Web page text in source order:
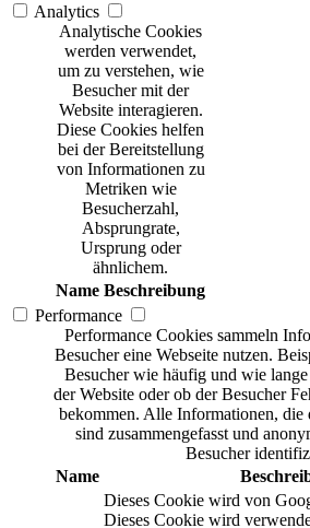
Analytics
Analytische Cookies
werden verwendet,
um zu verstehen, wie
Besucher mit der
Website interagieren.
Diese Cookies helfen
bei der Bereitstellung
von Informationen zu
Metriken wie
Besucherzahl,
Absprungrate,
Ursprung oder
ähnlichem.
Name Beschreibung
Performance
Performance Cookies sammeln
Besucher eine Webseite nutzen.
Besucher wie häufig und wie
der Website oder ob der Besucher
bekommen. Alle Informationen, die
sind zusammengefasst und
Besucher
Name
Dieses Cookie wird von
Dieses Cookie wird